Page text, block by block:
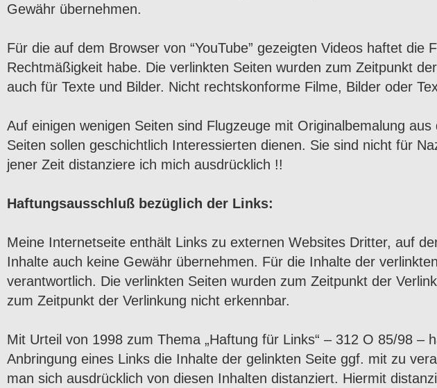
Gewähr übernehmen.
Für die auf dem Browser von “YouTube” gezeigten Videos haftet
Rechtmäßigkeit habe. Die verlinkten Seiten wurden zum Zeitpunkt
auch für Texte und Bilder. Nicht rechtskonforme Filme, Bilder oder
Auf einigen wenigen Seiten sind Flugzeuge mit Originalbemalung
Seiten sollen geschichtlich Interessierten dienen. Sie sind nicht für
jener Zeit distanziere ich mich ausdrücklich !!
Haftungsausschluß bezüglich der Links:
Meine Internetseite enthält Links zu externen Websites Dritter, auf
Inhalte auch keine Gewähr übernehmen. Für die Inhalte der
verantwortlich. Die verlinkten Seiten wurden zum Zeitpunkt der
zum Zeitpunkt der Verlinkung nicht erkennbar.
Mit Urteil von 1998 zum Thema „Haftung für Links“ – 312 O 85/98
Anbringung eines Links die Inhalte der gelinkten Seite ggf. mit zu
man sich ausdrücklich von diesen Inhalten distanziert. Hiermit